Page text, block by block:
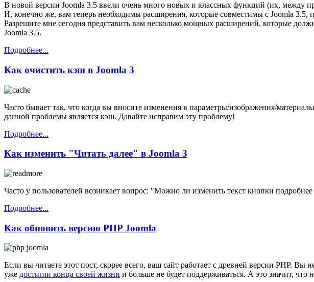
В новой версии Joomla 3.5 ввели очень много новых и классных функций (их, между
И, конечно же, вам теперь необходимы расширения, которые совместимы с Joomla 3.5,
Разрешите мне сегодня представить вам несколько мощных расширений, которые
Joomla 3.5.
Подробнее...
Как очистить кэш в Joomla 3
Часто бывает так, что когда вы вносите изменения в параметры/изображения/
данной проблемы является кэш. Давайте исправим эту проблему!
Подробнее...
Как изменить "Читать далее" в Joomla 3
Часто у пользователей возникает вопрос: "Можно ли изменить текст кнопки
Подробнее...
Как обновить версию PHP Joomla
Если вы читаете этот пост, скорее всего, ваш сайт работает с древней версии PHP. Вы
уже достигли конца своей жизни и больше не будет поддерживаться. А это значит,